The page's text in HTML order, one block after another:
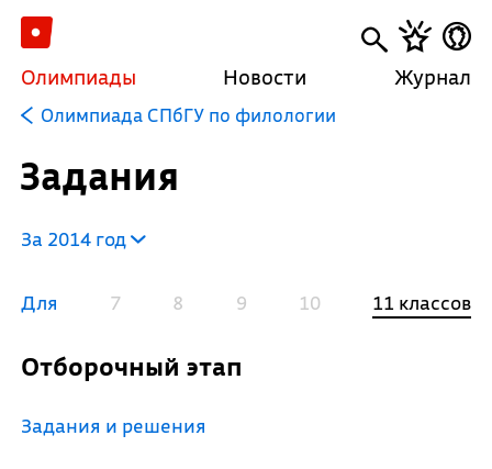
Олимпиады Новости Журнал
Олимпиада СПбГУ по филологии
Задания
За 2014 год
Для 7 8 9 10 11 классов
Отборочный этап
Задания и решения